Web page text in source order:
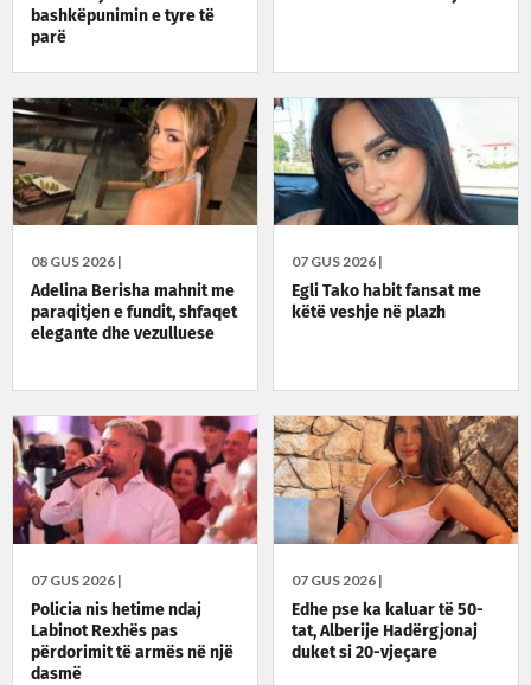
bashkëpunimin e tyre të
parë
08 GUS 2026 |
Adelina Berisha mahnit me
paraqitjen e fundit, shfaqet
elegante dhe vezulluese
07 GUS 2026 |
Egli Tako habit fansat me
këtë veshje në plazh
07 GUS 2026 |
Policia nis hetime ndaj
Labinot Rexhës pas
përdorimit të armës në një
dasmë
07 GUS 2026 |
Edhe pse ka kaluar të 50-
tat, Alberije Hadërgjonaj
duket si 20-vjeçare